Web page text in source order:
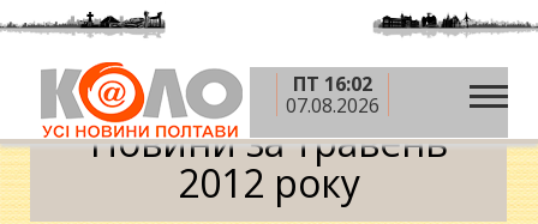
ПТ 16:02
07.08.2026
Головна » 2012 рік » травень Календар
Новини за травень
2012 року